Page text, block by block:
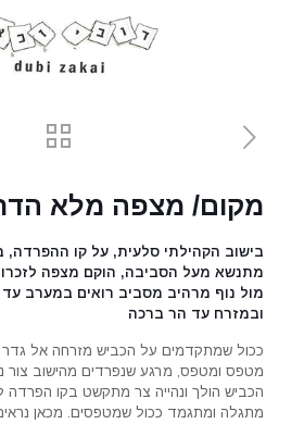
מקום/ מצפה מלא
בישוב הקהילתי סלעית, על קו ההפרדה,
מתנשא מעל הסביבה, הוקם מצפה לזכרו
מול נוף מרהיב מסביב רואים במערב עד
ובמזרח עד הר ברכה
ככול שמתקדמים על הכביש מזרחה אל
מטפס ומטפס, מרגע שנפרדים מהישוב צור
הכביש הולך ונהייה צר מתקשט בקו הפרדה
מתגלה ומתגמד ככול שמטפסים. מכאן